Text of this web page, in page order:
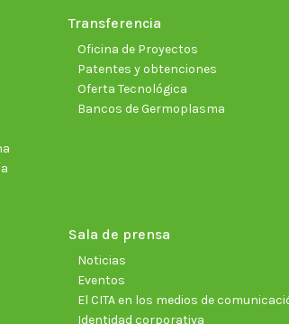
Transferencia
Oficina de Proyectos
Patentes y obtenciones
Oferta Tecnológica
Bancos de Germoplasma
Sala de prensa
Noticias
Eventos
El CITA en los medios de
Identidad corporativa